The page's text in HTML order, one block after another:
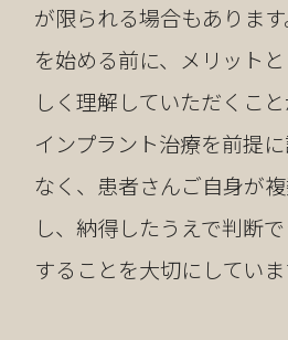
が限られる場合もありま
を始める前に、メリット
しく理解していただくこと
インプラント治療を前提
なく、患者さんご自身が
し、納得したうえで判断
することを大切にしていま